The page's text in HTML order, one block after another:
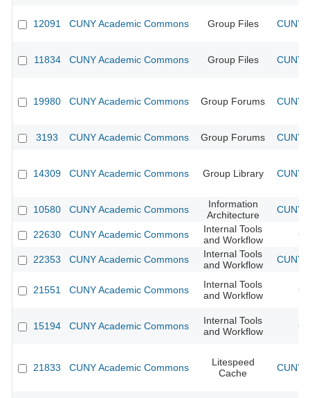
12091 CUNY Academic Commons Group Files CUNY
11834 CUNY Academic Commons Group Files CUNY
19980 CUNY Academic Commons Group Forums CUNY
3193 CUNY Academic Commons Group Forums CUNY
14309 CUNY Academic Commons Group Library CUNY
10580 CUNY Academic Commons
Information
Architecture
CUNY
22630 CUNY Academic Commons
Internal Tools
and Workflow
22353 CUNY Academic Commons
Internal Tools
and Workflow
CUNY
21551 CUNY Academic Commons
Internal Tools
and Workflow
15194 CUNY Academic Commons
Internal Tools
and Workflow
21833 CUNY Academic Commons
Litespeed
Cache
CUNY